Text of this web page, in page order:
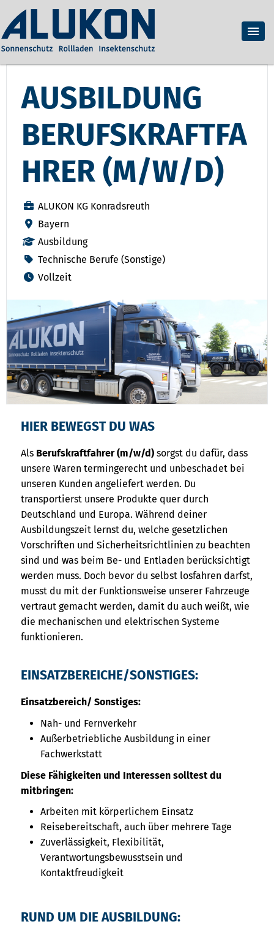
AUSBILDUNG
BERUFSKRAFTFA
HRER (M/W/D)
ALUKON KG Konradsreuth
Bayern
Ausbildung
Technische Berufe (Sonstige)
Vollzeit
HIER BEWEGST DU WAS
Als Berufskraftfahrer (m/w/d) sorgst du dafür, dass
unsere Waren termingerecht und unbeschadet bei
unseren Kunden angeliefert werden. Du
transportierst unsere Produkte quer durch
Deutschland und Europa. Während deiner
Ausbildungszeit lernst du, welche gesetzlichen
Vorschriften und Sicherheitsrichtlinien zu beachten
sind und was beim Be- und Entladen berücksichtigt
werden muss. Doch bevor du selbst losfahren darfst,
musst du mit der Funktionsweise unserer Fahrzeuge
vertraut gemacht werden, damit du auch weißt, wie
die mechanischen und elektrischen Systeme
funktionieren.
EINSATZBEREICHE/SONSTIGES:
Einsatzbereich/ Sonstiges:
Nah- und Fernverkehr
Außerbetriebliche Ausbildung in einer
Fachwerkstatt
Diese Fähigkeiten und Interessen solltest du
mitbringen:
Arbeiten mit körperlichem Einsatz
Reisebereitschaft, auch über mehrere Tage
Zuverlässigkeit, Flexibilität,
Verantwortungsbewusstsein und
Kontaktfreudigkeit
RUND UM DIE AUSBILDUNG: